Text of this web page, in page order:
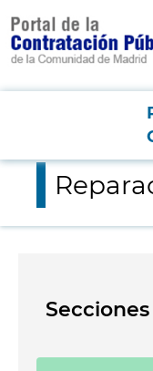
contenido
principal
MenúReparación
Secciones